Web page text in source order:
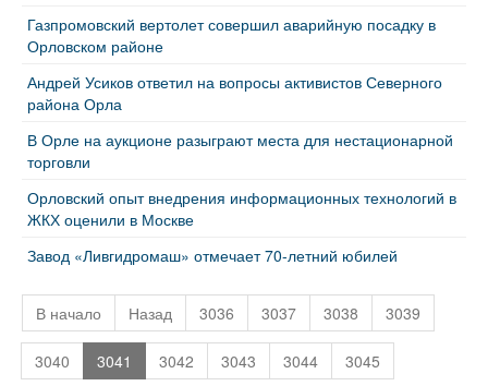
Газпромовский вертолет совершил аварийную посадку в
Орловском районе
Андрей Усиков ответил на вопросы активистов Северного
района Орла
В Орле на аукционе разыграют места для нестационарной
торговли
Орловский опыт внедрения информационных технологий в
ЖКХ оценили в Москве
Завод «Ливгидромаш» отмечает 70-летний юбилей
В начало Назад 3036 3037 3038 3039
3040 3041 3042 3043 3044 3045